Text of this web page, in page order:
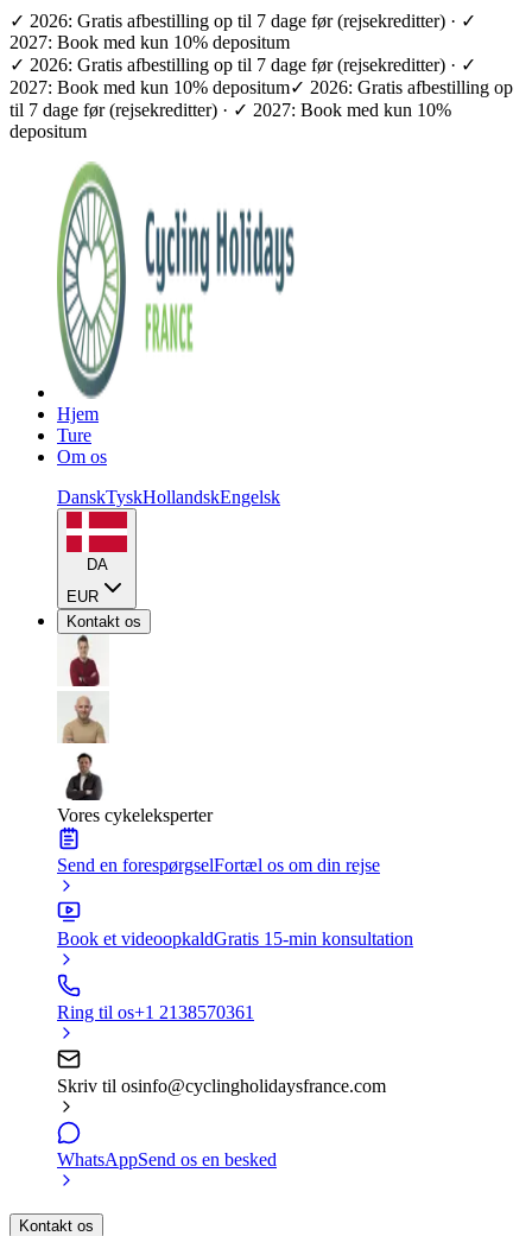
✓ 2026: Gratis afbestilling op til 7 dage før (rejsekreditter) · ✓
2027: Book med kun 10% depositum
✓ 2026: Gratis afbestilling op til 7 dage før (rejsekreditter) · ✓
2027: Book med kun 10% depositum✓ 2026: Gratis afbestilling op
til 7 dage før (rejsekreditter) · ✓ 2027: Book med kun 10%
depositum
Hjem
Ture
Om os
DanskTyskHollandskEngelsk
DA
EUR
Kontakt os
Vores cykeleksperter
Send en forespørgselFortæl os om din rejse
Book et videoopkaldGratis 15-min konsultation
Ring til os+1 2138570361
Skriv til osinfo@cyclingholidaysfrance.com
WhatsAppSend os en besked
Kontakt os